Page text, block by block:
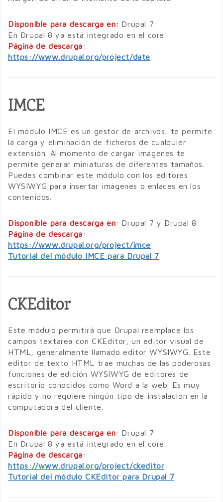
Disponible para descarga en: Drupal 7
En Drupal 8 ya está integrado en el core.
Página de descarga:
https://www.drupal.org/project/date
IMCE
El módulo IMCE es un gestor de archivos, te permite
la carga y eliminación de ficheros de cualquier
extensión. Al momento de cargar imágenes te
permite generar miniaturas de diferentes tamaños.
Puedes combinar este módulo con los editores
WYSIWYG para insertar imágenes o enlaces en los
contenidos.
Disponible para descarga en: Drupal 7 y Drupal 8
Página de descarga:
https://www.drupal.org/project/imce
Tutorial del módulo IMCE para Drupal 7
CKEditor
Este módulo permitirá que Drupal reemplace los
campos textarea con CKEditor, un editor visual de
HTML, generalmente llamado editor WYSIWYG. Este
editor de texto HTML trae muchas de las poderosas
funciones de edición WYSIWYG de editores de
escritorio conocidos como Word a la web. Es muy
rápido y no requiere ningún tipo de instalación en la
computadora del cliente.
Disponible para descarga en: Drupal 7
En Drupal 8 ya está integrado en el core.
Página de descarga:
https://www.drupal.org/project/ckeditor
Tutorial del módulo CKEditor para Drupal 7